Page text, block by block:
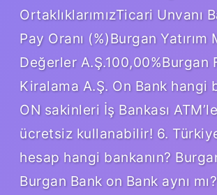
OrtaklıklarımızTicari Unvanı
Pay Oranı (%)Burgan Yatırım
Değerler A.Ş.100,00%Burgan
Kiralama A.Ş. On Bank hangi
ON sakinleri İş Bankası
ücretsiz kullanabilir! 6.
hesap hangi bankanın?
Burgan Bank on Bank aynı